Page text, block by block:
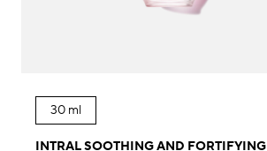
30 ml
INTRAL SOOTHING AND FORTIFYING